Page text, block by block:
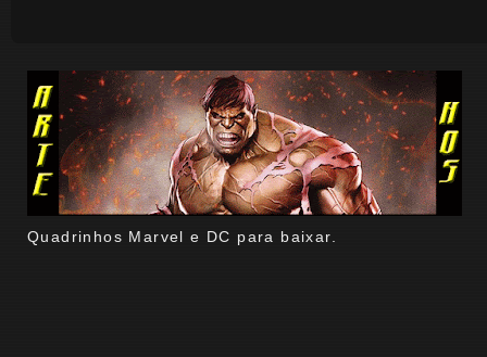
Quadrinhos Marvel e DC para baixar.